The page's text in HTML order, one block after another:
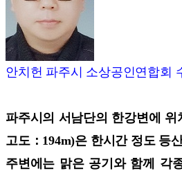
안치헌 파주시 소상공인연합회
파주시의 서남단의 한강변에
고도：194m)은 한시간 정도 등
주변에는 맑은 공기와 함께 각